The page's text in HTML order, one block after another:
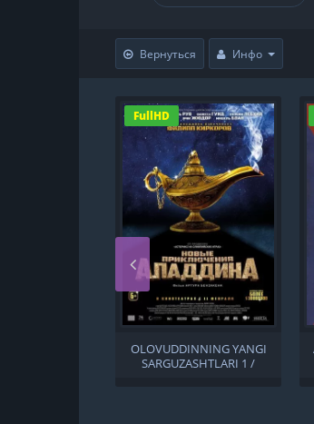
Вернуться Инфо
FullHD
OLOVUDDINNING YANGI
SARGUZASHTLARI 1 /